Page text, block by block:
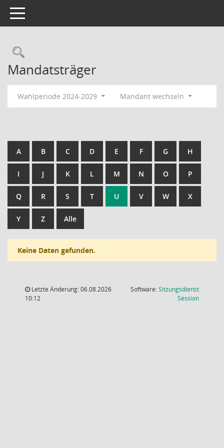
Toggle navigation
Rechercheauswahl
Mandatsträger
Wahlperiode 2024-2029 Mandant wechseln
A B C D E F G H
I J K L M N O P
Q R S T U V W X
Y Z Alle
Keine Daten gefunden.
Letzte Änderung: 06.08.2026
10:12
Software:Sitzungsdienst
Session(Wird in